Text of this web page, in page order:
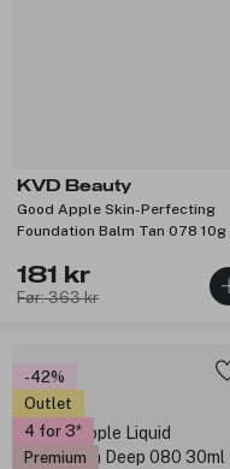
KVD Beauty
Good Apple Skin-Perfecting
Foundation Balm Tan 078 10g
181 kr
Før: 363 kr
-42%
Outlet
4 for 3
Premium